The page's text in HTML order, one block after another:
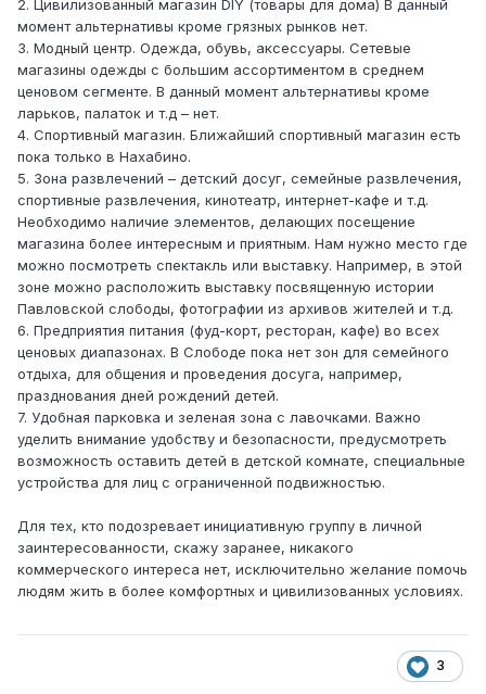
2. Цивилизованный магазин DIY (товары для дома) В данный
момент альтернативы кроме грязных рынков нет.
3. Модный центр. Одежда, обувь, аксессуары. Сетевые
магазины одежды с большим ассортиментом в среднем
ценовом сегменте. В данный момент альтернативы кроме
ларьков, палаток и т.д – нет.
4. Спортивный магазин. Ближайший спортивный магазин есть
пока только в Нахабино.
5. Зона развлечений – детский досуг, семейные развлечения,
спортивные развлечения, кинотеатр, интернет-кафе и т.д.
Необходимо наличие элементов, делающих посещение
магазина более интересным и приятным. Нам нужно место где
можно посмотреть спектакль или выставку. Например, в этой
зоне можно расположить выставку посвященную истории
Павловской слободы, фотографии из архивов жителей и т.д.
6. Предприятия питания (фуд-корт, ресторан, кафе) во всех
ценовых диапазонах. В Слободе пока нет зон для семейного
отдыха, для общения и проведения досуга, например,
празднования дней рождений детей.
7. Удобная парковка и зеленая зона с лавочками. Важно
уделить внимание удобству и безопасности, предусмотреть
возможность оставить детей в детской комнате, специальные
устройства для лиц с ограниченной подвижностью.
Для тех, кто подозревает инициативную группу в личной
заинтересованности, скажу заранее, никакого
коммерческого интереса нет, исключительно желание помочь
людям жить в более комфортных и цивилизованных условиях.
3